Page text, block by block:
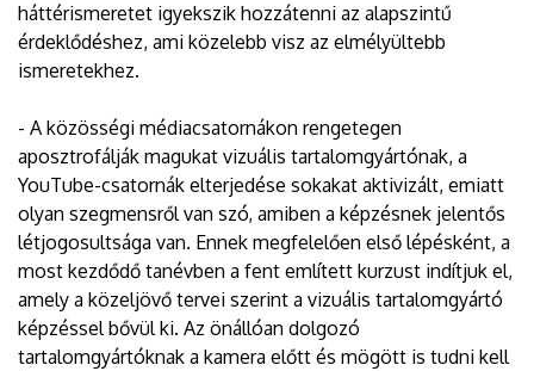
háttérismeretet igyekszik hozzátenni az alapszintű
érdeklődéshez, ami közelebb visz az elmélyültebb
ismeretekhez.
- A közösségi médiacsatornákon rengetegen
aposztrofálják magukat vizuális tartalomgyártónak, a
YouTube-csatornák elterjedése sokakat aktivizált, emiatt
olyan szegmensről van szó, amiben a képzésnek jelentős
létjogosultsága van. Ennek megfelelően első lépésként, a
most kezdődő tanévben a fent említett kurzust indítjuk el,
amely a közeljövő tervei szerint a vizuális tartalomgyártó
képzéssel bővül ki. Az önállóan dolgozó
tartalomgyártóknak a kamera előtt és mögött is tudni kell